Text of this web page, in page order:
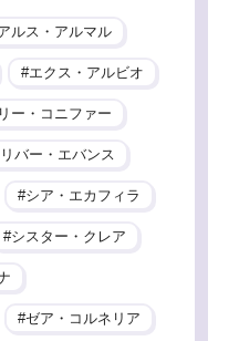
ルス・アルマル
エクス・アルビオ
ー・コニファー
バー・エバンス
シア・エカフィラ
シスター・クレア
ゼア・コルネリア